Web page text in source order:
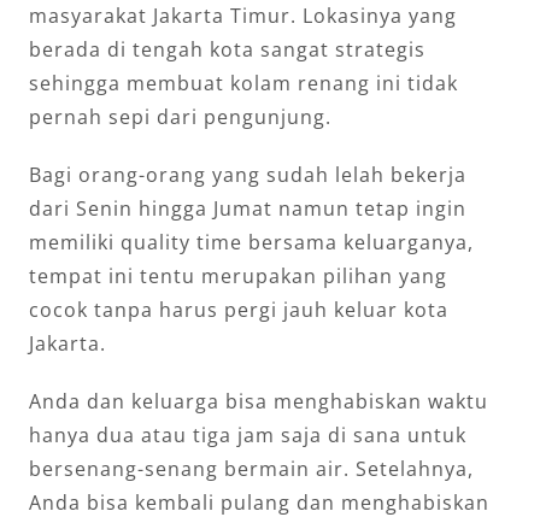
masyarakat Jakarta Timur. Lokasinya yang
berada di tengah kota sangat strategis
sehingga membuat kolam renang ini tidak
pernah sepi dari pengunjung.
Bagi orang-orang yang sudah lelah bekerja
dari Senin hingga Jumat namun tetap ingin
memiliki quality time bersama keluarganya,
tempat ini tentu merupakan pilihan yang
cocok tanpa harus pergi jauh keluar kota
Jakarta.
Anda dan keluarga bisa menghabiskan waktu
hanya dua atau tiga jam saja di sana untuk
bersenang-senang bermain air. Setelahnya,
Anda bisa kembali pulang dan menghabiskan